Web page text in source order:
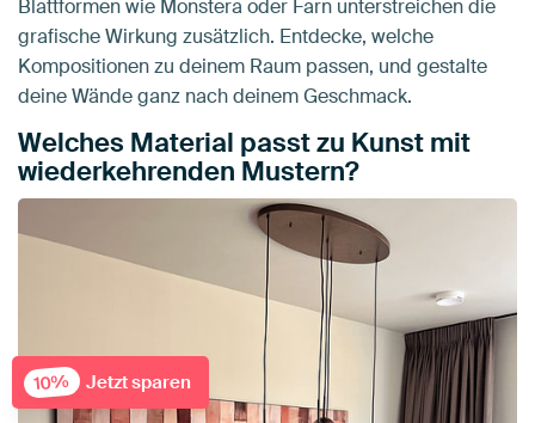
Blattformen wie Monstera oder Farn unterstreichen die
grafische Wirkung zusätzlich. Entdecke, welche
Kompositionen zu deinem Raum passen, und gestalte
deine Wände ganz nach deinem Geschmack.
Welches Material passt zu Kunst mit
wiederkehrenden Mustern?
10% Jetzt sparen